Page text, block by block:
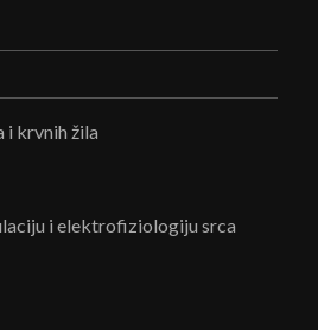
i krvnih žila
i elektrofiziologiju srca